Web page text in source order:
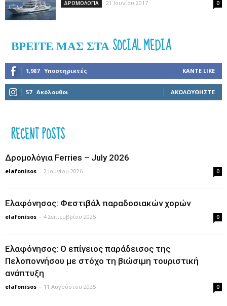
ΔΡΟΜΟΛΟΓΙΑ 21 Ιουνίου 2017 0
ΒΡΕΊΤΕ ΜΑΣ ΣΤΑ SOCIAL MEDIA
1,987 Υποστηρικτές ΚΆΝΤΕ LIKE
57 Ακόλουθοι ΑΚΟΛΟΥΘΉΣΤΕ
RECENT POSTS
Δρομολόγια Ferries – July 2026
elafonisos - 2 Ιουνίου 2026 0
Ελαφόνησος: Φεστιβάλ παραδοσιακών χορών
elafonisos - 4 Σεπτεμβρίου 2025 0
Ελαφόνησος: Ο επίγειος παράδεισος της
Πελοποννήσου με στόχο τη βιώσιμη τουριστική
ανάπτυξη
elafonisos - 11 Αυγούστου 2025 0